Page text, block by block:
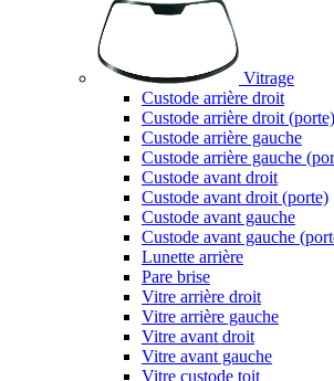
Vitrage
Custode arrière droit
Custode arrière droit (porte)
Custode arrière gauche
Custode arrière gauche
Custode avant droit
Custode avant droit (porte)
Custode avant gauche
Custode avant gauche
Lunette arrière
Pare brise
Vitre arrière droit
Vitre arrière gauche
Vitre avant droit
Vitre avant gauche
Vitre custode toit